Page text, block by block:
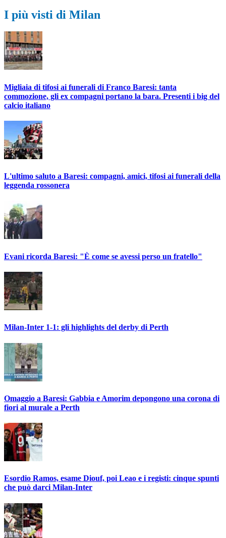
I più visti di Milan
Migliaia di tifosi ai funerali di Franco Baresi: tanta
commozione, gli ex compagni portano la bara. Presenti i big del
calcio italiano
L'ultimo saluto a Baresi: compagni, amici, tifosi ai funerali della
leggenda rossonera
Evani ricorda Baresi: "È come se avessi perso un fratello"
Milan-Inter 1-1: gli highlights del derby di Perth
Omaggio a Baresi: Gabbia e Amorim depongono una corona di
fiori al murale a Perth
Esordio Ramos, esame Diouf, poi Leao e i registi: cinque spunti
che può darci Milan-Inter